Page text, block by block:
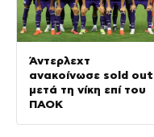
Άντερλεχτ
ανακοίνωσε sold out
μετά τη νίκη επί του
ΠΑΟΚ